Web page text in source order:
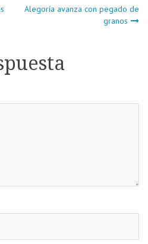
Alegoría avanza con pegado de
granos